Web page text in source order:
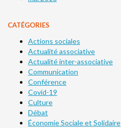
CATÉGORIES
Actions sociales
Actualité associative
Actualité inter-associative
Communication
Conférence
Covid-19
Culture
Débat
Économie Sociale et Solidaire